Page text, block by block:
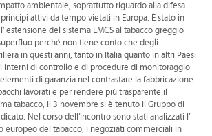
ambientale, soprattutto riguardo alla difesa
attivi da tempo vietati in Europa. È stato in
estensione del sistema EMCS al tabacco greggio
perché non tiene conto che degli
in questi anni, tanto in Italia quanto in altri Paesi
interni di controllo e di procedure di monitoraggio
di garanzia nel contrastare la fabbricazione
lavorati e per rendere più trasparente il
tabacco, il 3 novembre si è tenuto il Gruppo di
Nel corso dell’incontro sono stati analizzati l’
europeo del tabacco, i negoziati commerciali in